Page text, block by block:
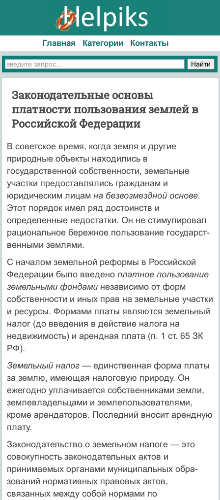
Главная Категории Контакты
Законодательные основы
платности пользования землей в
Российской Федерации
В советское время, когда земля и другие
природные объекты нахо­дились в
государственной собственности, земельные
участки предос­тавлялись гражданам и
юридическим лицам на безвозмездной основе.
Этот порядок имел ряд достоинств и
определенные недостатки. Он не стимулировал
рациональное бережное пользование государст­
венными землями.
С началом земельной реформы в Российской
Федерации было введено платное пользование
земельными фондами независимо от форм
собственности и иных прав на земельные участки
и ресурсы. Формами платы являются земельный
налог (до введения в действие налога на
недвижимость) и арендная плата (п. 1 ст. 65 ЗК
РФ).
Земельный налог — единственная форма платы
за землю, имею­щая налоговую природу. Он
ежегодно уплачивается собственника­ми земли,
землевладельцами и землепользователями,
кроме аренда­торов. Последний вносит арендную
плату.
Законодательство о земельном налоге — это
совокупность зако­нодательных актов и
принимаемых органами муниципальных обра­
зований нормативных правовых актов,
связанных между собой нормами по